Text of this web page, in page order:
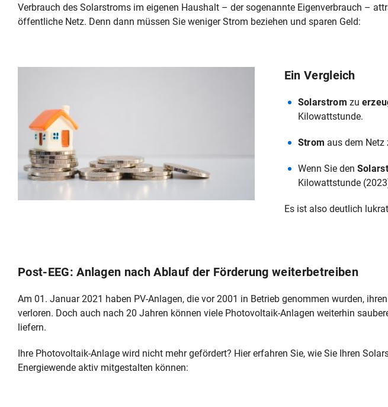
Verbrauch des Solarstroms im eigenen Haushalt – der sogenannte Eigenverbrauch –
öffentliche Netz. Denn dann müssen Sie weniger Strom beziehen und sparen Geld:
Ein Vergleich
Solarstrom zu
Kilowattstunde.
Strom aus dem Netz
Wenn Sie den
Kilowattstunde
Es ist also deutlich
Post-EEG: Anlagen nach Ablauf der Förderung weiterbetreiben
Am 01. Januar 2021 haben PV‑Anlagen, die vor 2001 in Betrieb genommen wurden,
verloren. Doch auch nach 20 Jahren können viele Photovoltaik-Anlagen weiterhin
liefern.
Ihre Photovoltaik-Anlage wird nicht mehr gefördert? Hier erfahren Sie, wie Sie Ihren
Energiewende aktiv mitgestalten können: